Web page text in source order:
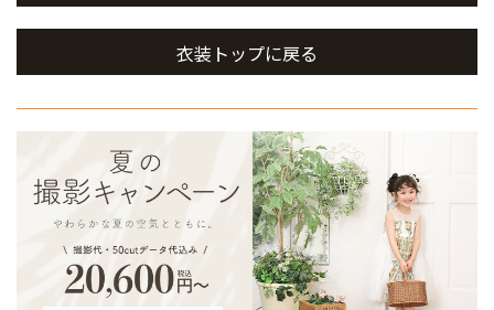
衣装トップに戻る